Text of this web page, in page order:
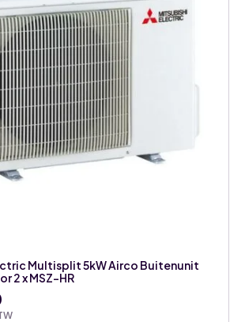
Multisplit 5kW Airco Buitenunit
2 x MSZ-HR